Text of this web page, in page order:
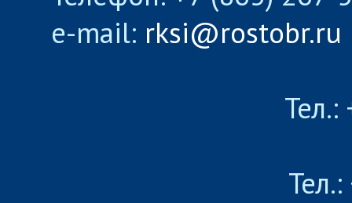
e-mail: rksi@rostobr.ru